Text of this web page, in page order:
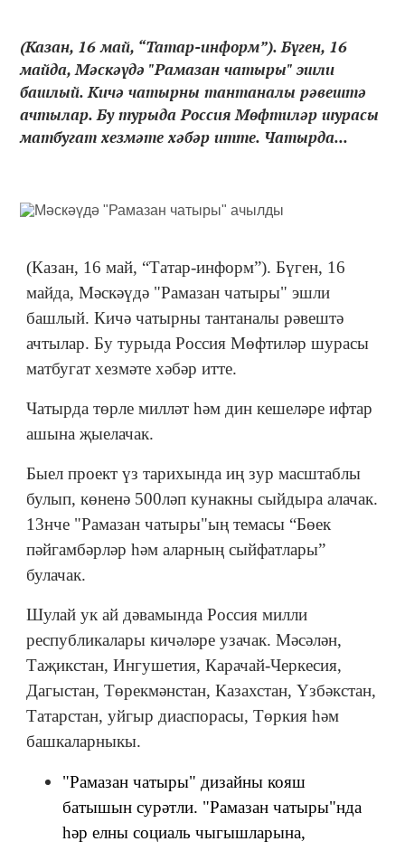
(Казан, 16 май, “Татар-информ”). Бүген, 16
майда, Мәскәүдә "Рамазан чатыры" эшли
башлый. Кичә чатырны тантаналы рәвештә
ачтылар. Бу турыда Россия Мөфтиләр шурасы
матбугат хезмәте хәбәр итте. Чатырда...
(Казан, 16 май, “Татар-информ”). Бүген, 16
майда, Мәскәүдә "Рамазан чатыры" эшли
башлый. Кичә чатырны тантаналы рәвештә
ачтылар. Бу турыда Россия Мөфтиләр шурасы
матбугат хезмәте хәбәр итте.
Чатырда төрле милләт һәм дин кешеләре ифтар
ашына җыелачак.
Быел проект үз тарихында иң зур масштаблы
булып, көненә 500ләп кунакны сыйдыра алачак.
13нче "Рамазан чатыры"ың темасы “Бөек
пәйгамбәрләр һәм аларның сыйфатлары”
булачак.
Шулай ук ай дәвамында Россия милли
республикалары кичәләре узачак. Мәсәлән,
Таҗикстан, Ингушетия, Карачай-Черкесия,
Дагыстан, Төрекмәнстан, Казахстан, Үзбәкстан,
Татарстан, уйгыр диаспорасы, Төркия һәм
башкаларныкы.
"Рамазан чатыры" дизайны кояш
батышын сурәтли. "Рамазан чатыры"нда
һәр елны социаль чыгышларына,